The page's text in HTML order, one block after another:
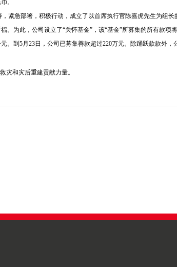
。
紧急部署，积极行动，成立了以首席执行官陈嘉虎先生为组长
为此，公司设立了“关怀基金”，该“基金”所募集的所有款
。到 5月 23日 ，公司已募集善款超过220万元。除踊跃款款外，
灾和灾后重建贡献力量。